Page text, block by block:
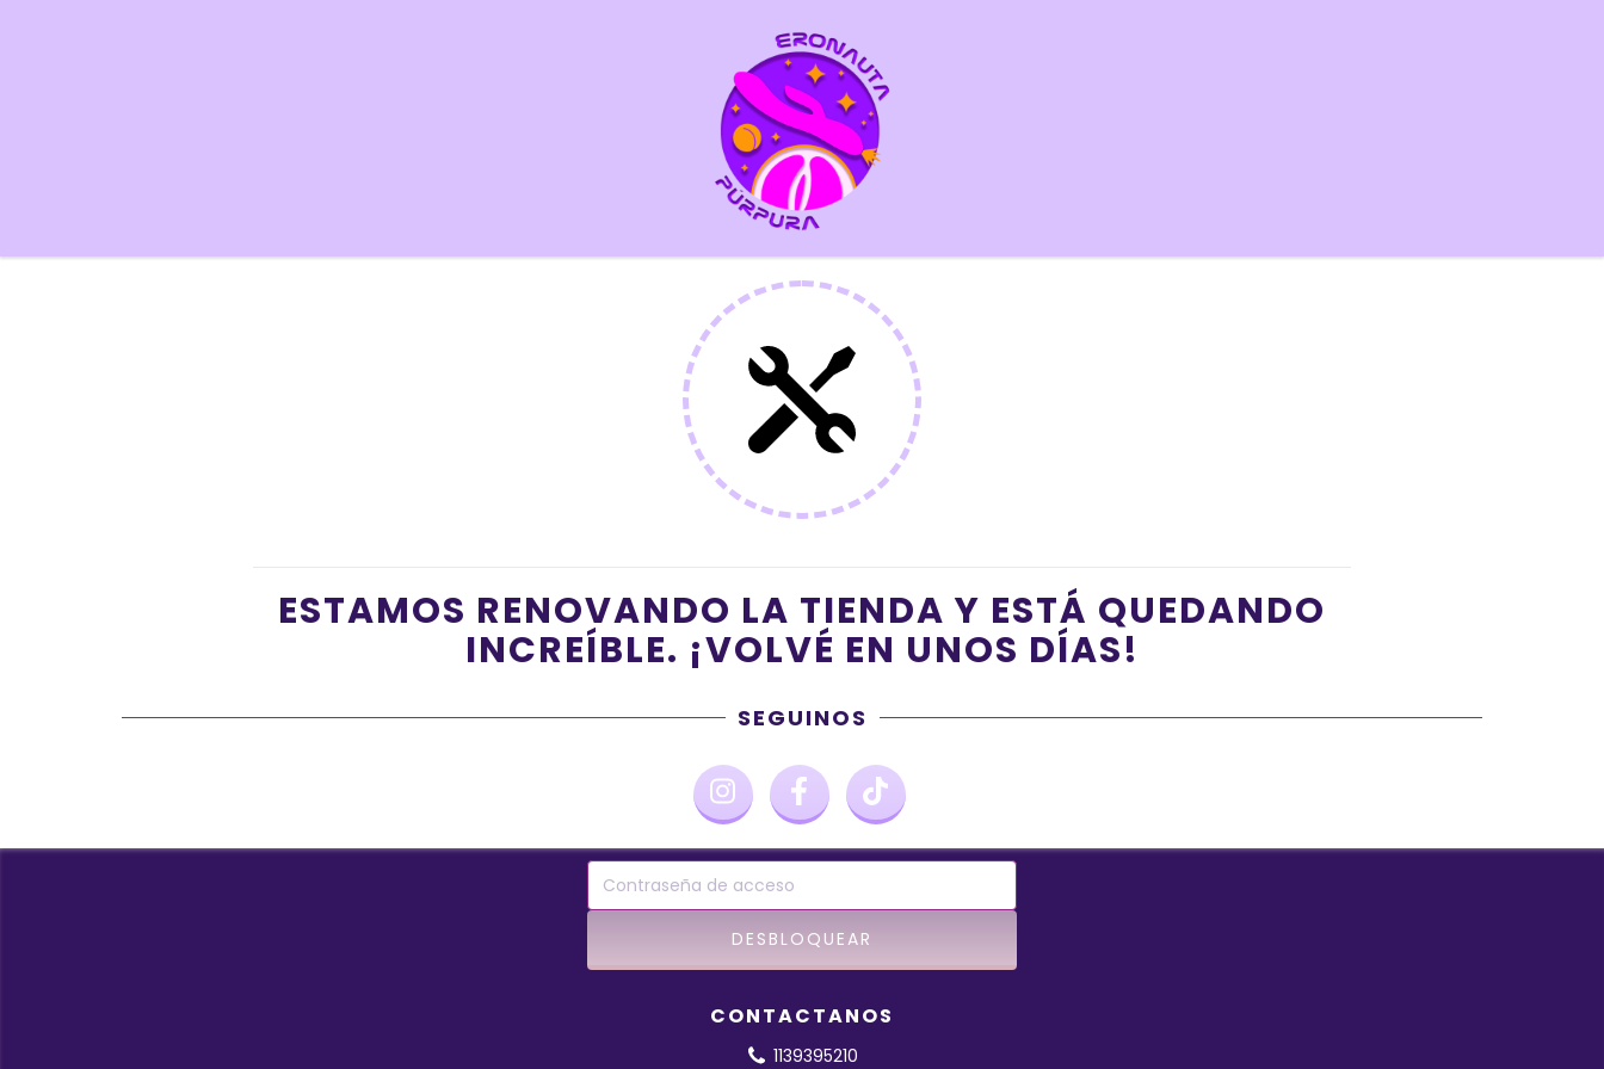
ESTAMOS RENOVANDO LA TIENDA Y ESTÁ QUEDANDO
INCREÍBLE. ¡VOLVÉ EN UNOS DÍAS!
SEGUINOS
CONTACTANOS
1139395210